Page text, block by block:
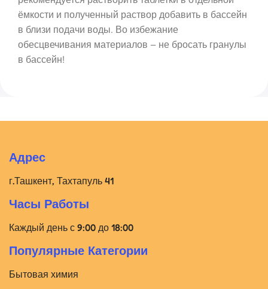
ёмкости и полученный раствор добавить в бассейн
в близи подачи воды. Во избежание
обесцвечивания материалов – не бросать гранулы
в бассейн!
Адрес
г.Ташкент, Тахтапуль 41
Часы Работы
Каждый день с 9:00 до 18:00
Популярные Категории
Бытовая химия